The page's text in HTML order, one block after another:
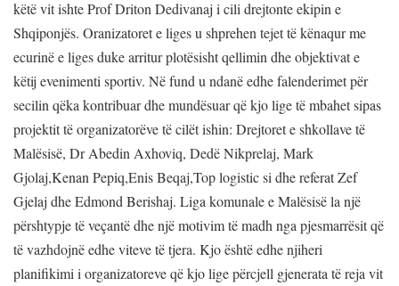
këtë vit ishte Prof Driton Dedivanaj i cili drejtonte ekipin e
Shqiponjës. Oranizatoret e liges u shprehen tejet të kënaqur me
ecurinë e liges duke arritur plotësisht qellimin dhe objektivat e
këtij evenimenti sportiv. Në fund u ndanë edhe falenderimet për
secilin qëka kontribuar dhe mundësuar që kjo lige të mbahet sipas
projektit të organizatorëve të cilët ishin: Drejtoret e shkollave të
Malësisë, Dr Abedin Axhoviq, Dedë Nikprelaj, Mark
Gjolaj,Kenan Pepiq,Enis Beqaj,Top logistic si dhe referat Zef
Gjelaj dhe Edmond Berishaj. Liga komunale e Malësisë la një
përshtypje të veçantë dhe një motivim të madh nga pjesmarrësit që
të vazhdojnë edhe viteve të tjera. Kjo është edhe njiheri
planifikimi i organizatoreve që kjo lige përcjell gjenerata të reja vit